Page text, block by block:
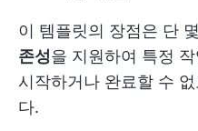
이 템플릿의 장점은 단
존성을 지원하여 특정
시작하거나 완료할 수
다.